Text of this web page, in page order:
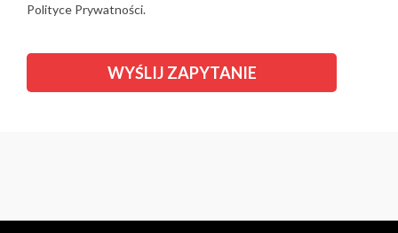
Polityce Prywatności.